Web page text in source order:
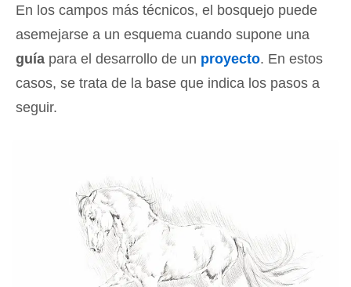
En los campos más técnicos, el bosquejo puede
asemejarse a un esquema cuando supone una
guía para el desarrollo de un proyecto. En estos
casos, se trata de la base que indica los pasos a
seguir.